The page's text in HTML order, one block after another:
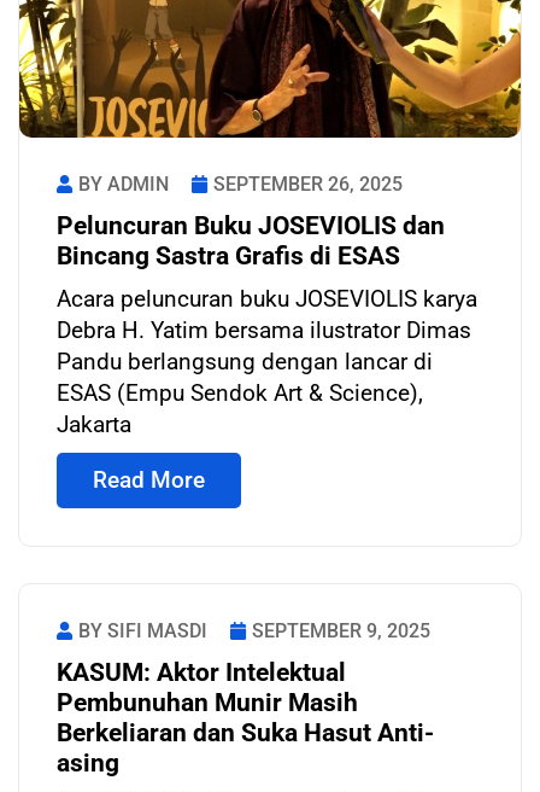
BY ADMIN SEPTEMBER 26, 2025
Peluncuran Buku JOSEVIOLIS dan
Bincang Sastra Grafis di ESAS
Acara peluncuran buku JOSEVIOLIS karya
Debra H. Yatim bersama ilustrator Dimas
Pandu berlangsung dengan lancar di
ESAS (Empu Sendok Art & Science),
Jakarta
Read More
BY SIFI MASDI SEPTEMBER 9, 2025
KASUM: Aktor Intelektual
Pembunuhan Munir Masih
Berkeliaran dan Suka Hasut Anti-
asing